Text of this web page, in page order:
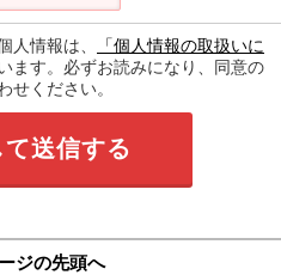
人情報は、
「個人情報の取扱いに
ます。必ずお読みになり、同意の
せください。
て送信する
ジの先頭へ